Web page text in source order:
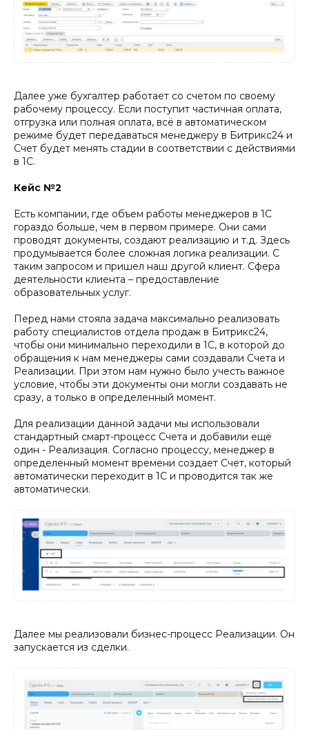
Далее уже бухгалтер работает со счетом по своему
рабочему процессу. Если поступит частичная оплата,
отгрузка или полная оплата, всё в автоматическом
режиме будет передаваться менеджеру в Битрикс24 и
Счет будет менять стадии в соответствии с действиями
в 1С.
Кейс №2
Есть компании, где объем работы менеджеров в 1С
гораздо больше, чем в первом примере. Они сами
проводят документы, создают реализацию и т.д. Здесь
продумывается более сложная логика реализации. С
таким запросом и пришел наш другой клиент. Сфера
деятельности клиента – предоставление
образовательных услуг.
Перед нами стояла задача максимально реализовать
работу специалистов отдела продаж в Битрикс24,
чтобы они минимально переходили в 1С, в которой до
обращения к нам менеджеры сами создавали Счета и
Реализации. При этом нам нужно было учесть важное
условие, чтобы эти документы они могли создавать не
сразу, а только в определенный момент.
Для реализации данной задачи мы использовали
стандартный смарт-процесс Счета и добавили ещё
один - Реализация. Согласно процессу, менеджер в
определенный момент времени создает Счет, который
автоматически переходит в 1С и проводится так же
автоматически.
Далее мы реализовали бизнес-процесс Реализации. Он
запускается из сделки.